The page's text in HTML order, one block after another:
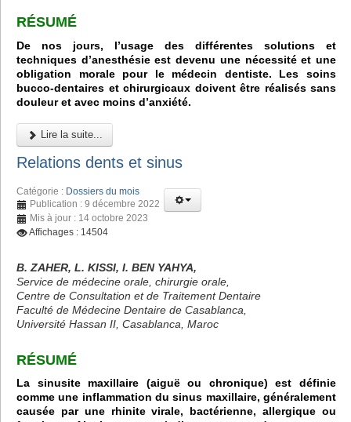
RÉSUMÉ
De nos jours, l’usage des différentes solutions et
techniques d’anesthésie est devenu une nécessité et une
obligation morale pour le médecin dentiste. Les soins
bucco-dentaires et chirurgicaux doivent être réalisés sans
douleur et avec moins d’anxiété.
Lire la suite...
Relations dents et sinus
Catégorie : Dossiers du mois
Publication : 9 décembre 2022
Mis à jour : 14 octobre 2023
Affichages : 14504
B. ZAHER, L. KISSI, I. BEN YAHYA,
Service de médecine orale, chirurgie orale,
Centre de Consultation et de Traitement Dentaire
Faculté de Médecine Dentaire de Casablanca,
Université Hassan II, Casablanca, Maroc
RÉSUMÉ
La sinusite maxillaire (aiguë ou chronique) est définie
comme une inflammation du sinus maxillaire, généralement
causée par une rhinite virale, bactérienne, allergique ou